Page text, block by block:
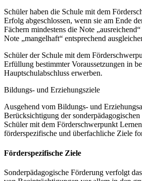
Schüler haben die Schule mit dem
Erfolg abgeschlossen, wenn sie am Ende
Fächern mindestens die Note
Note „mangelhaft“ entsprechend
Schüler der Schule mit dem
Erfüllung bestimmter Voraussetzungen in
Hauptschulabschluss erwerben.
Bildungs- und Erziehungsziele
Ausgehend vom Bildungs- und
Berücksichtigung der
Schüler mit dem Förderschwerpunkt
förderspezifische und überfachliche Ziele
Förderspezifische Ziele
Sonderpädagogische Förderung verfolgt